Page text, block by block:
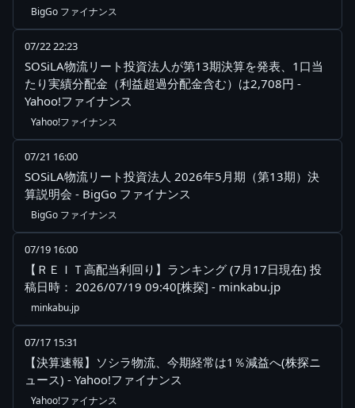
BigGo ファイナンス
07/22 22:23
SOSiLA物流リート投資法人が第13期決算を発表、1口当
たり実績分配金（利益超過分配金含む）は2,708円 -
Yahoo!ファイナンス
Yahoo!ファイナンス
07/21 16:00
SOSiLA物流リート投資法人 2026年5月期（第13期）決
算説明会 - BigGo ファイナンス
BigGo ファイナンス
07/19 16:00
【ＲＥＩＴ高配当利回り】ランキング (7月17日現在) 投
稿日時： 2026/07/19 09:40[株探] - minkabu.jp
minkabu.jp
07/17 15:31
【決算速報】ソシラ物流、今期経常は1％減益へ(株探ニ
ュース) - Yahoo!ファイナンス
Yahoo!ファイナンス